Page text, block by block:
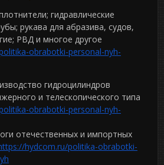
гидравлические
рукава для абразива, судов,
РВД и многое другое
obrabotki-personal-nyh-
гидроцилиндров
и телескопического типа
obrabotki-personal-nyh-
отечественных и импортных
hydcom.ru/politika-obrabotki-